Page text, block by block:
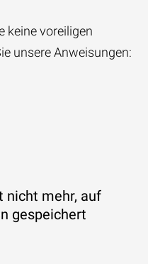
keine voreiligen
unsere Anweisungen:
nicht mehr, auf
gespeichert